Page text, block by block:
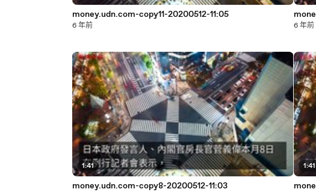
money.udn.com-copy11-20200512-11:05
6 年前
1:41
money.udn.com-copy8-20200512-11:03
6 年前
1:41